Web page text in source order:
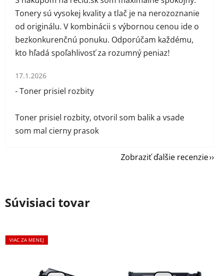
Tonery sú vysokej kvality a tlač je na nerozoznanie
od originálu. V kombinácii s výbornou cenou ide o
bezkonkurenčnú ponuku. Odporúčam každému,
kto hľadá spoľahlivosť za rozumný peniaz!
Hodnotenie obchodu je 1 z 5 hviezdičiek.
17.1.2026
- Toner prisiel rozbity
Toner prisiel rozbity, otvoril som balik a vsade
som mal cierny prasok
Zobraziť ďalšie recenzie
Súvisiaci tovar
VIAC ZA MENEJ